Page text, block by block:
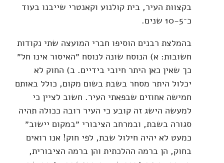
בקצוות העיר, בית קולנוע וקאנטרי שייבנו בעוד
כ־10-5 שנים.
בהמלצת רבנים הוסיפו חברי המועצה שתי נקודות
חשובות: א) הנוסח שונה לנוסח ״האיסור אינו חל״
כך שאין כאן היתר חיובי בידיים. ב) החוק לא
יכלול היתר מסחר בשבת בשום מקום, כולל באותם
חמישה אחוזים שבפאתי העיר. חשוב לציין כי
למעשה הישג זה קובע כי העיר רובה ככולה תהיה
סגורה בשבת, ובמרחב הציבורי ״במקום יישוב״
כמעט לא יהיה חילול שבת, לפי חוק! אנו רואים
בחוק, הן ברמה ההלכתית והן ברמה הציבורית,